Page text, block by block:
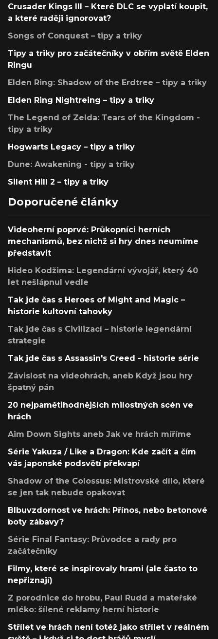
Crusader Kings III – Které DLC se vyplatí koupit,
a které raději ignorovat?
Songs of Conquest – tipy a triky
Tipy a triky pro začátečníky v obřím světě Elden
Ringu
Elden Ring: Shadow of the Erdtree – tipy a triky
Elden Ring Nightreing – tipy a triky
The Legend of Zelda: Tears of the Kingdom -
tipy a triky
Hogwarts Legacy – tipy a triky
Dune: Awakening - tipy a triky
Silent Hill 2 – tipy a triky
Doporučené články
Videoherní poprvé: Průkopníci herních
mechanismů, bez nichž si hry dnes neumíme
představit
Hideo Kodžima: Legendární vývojář, který 40
let nešlápnul vedle
Tak jde čas s Heroes of Might and Magic –
historie kultovní tahovky
Tak jde čas s Civilizací – historie legendární
strategie
Tak jde čas s Assassin's Creed - historie série
Závislost na videohrách, aneb Když jsou hry
špatný pán
20 nejpamětihodnějších milostných scén ve
hrách
Aim Down Sights aneb Jak ve hrách míříme
Série Yakuza / Like a Dragon: Kde začít a čím
vás japonské podsvětí překvapí
Shadow of the Colossus: Mistrovské dílo, které
se jen tak nebude opakovat
Blbuvzdornost ve hrách: Přínos, nebo betonové
boty zábavy?
Série Final Fantasy: Průvodce a rady pro
začátečníky
Filmy, které se inspirovaly hrami (ale často to
nepřiznají)
Z porodnice do hrobu, Paul Rudd a mateřské
mléko: šílené reklamy herní historie
Střílet ve hrách není totéž jako střílet v reálném